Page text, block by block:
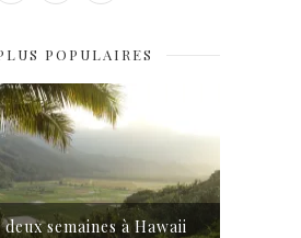
POPULAIRES
semaines à Hawaii